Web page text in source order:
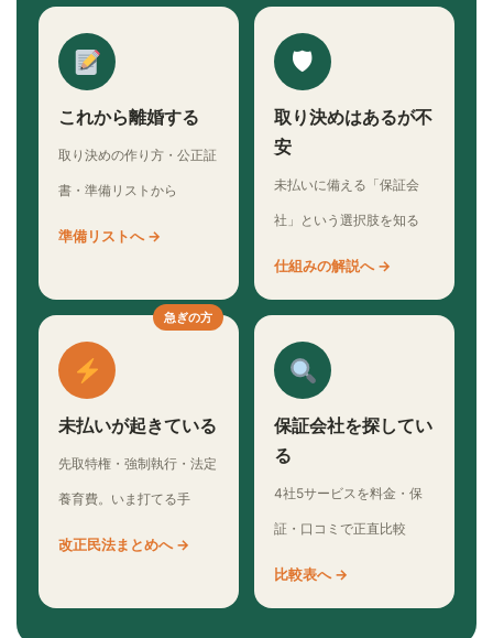
これから離婚する
取り決めの作り方・公正証
書・準備リストから
準備リストへ →
🛡
取り決めはあるが不
安
未払いに備える「保証会
社」という選択肢を知る
仕組みの解説へ →
急ぎの方
未払いが起きている
先取特権・強制執行・法定
養育費。いま打てる手
改正民法まとめへ →
保証会社を探してい
る
4社5サービスを料金・保
証・口コミで正直比較
比較表へ →